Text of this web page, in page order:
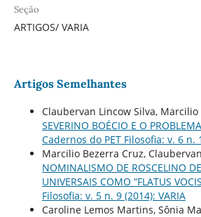
Seção
ARTIGOS/ VARIA
Artigos Semelhantes
Claubervan Lincow Silva, Marcilio
SEVERINO BOÉCIO E O
Cadernos do PET Filosofia: v. 6 n.
Marcilio Bezerra Cruz,
NOMINALISMO DE ROSCELINO
UNIVERSAIS COMO “FLATUS
Filosofia: v. 5 n. 9 (2014): VARIA
Caroline Lemos Martins, Sônia